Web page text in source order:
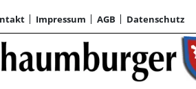
Impressum AGB Datenschutz